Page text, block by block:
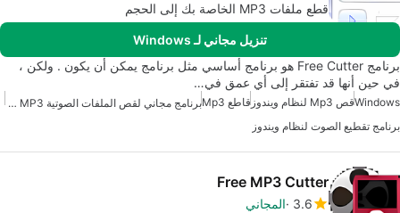
قطع ملفات MP3 الخاصة بك إلى الحجم
تنزيل مجاني لـ Windows
برنامج Free Cutter هو برنامج أساسي مثل برنامج يمكن أن يكون . ولكن ،
في حين أنها قد تفتقر إلى أي عمق في…
Windowsقص Mp3 لنظام ويندوز قاطع Mp3
برنامج مجاني لقص الملفات الصوتية MP3 للويندوز
برنامج تقطيع الصوت لنظام ويندوز
Free MP3 Cutter
3.6 المجاني